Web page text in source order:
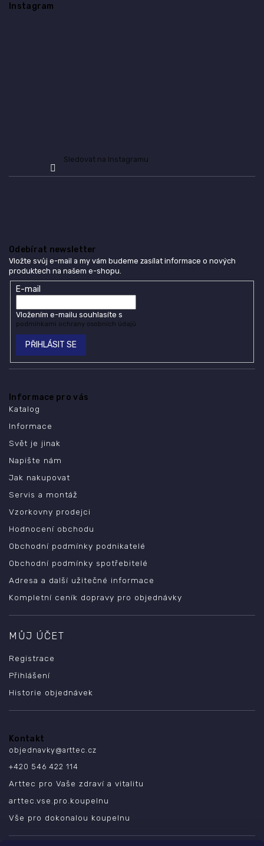
Instagram
Sledovat na Instagramu
Odebírat newsletter
Vložte svůj e-mail a my vám budeme zasílat informace o nových
produktech na našem e-shopu.
E-mail
Vložením e-mailu souhlasíte s
podmínkami ochrany osobních údajů
PŘIHLÁSIT SE
Informace pro vás
Katalog
Informace
Svět je jinak
Napište nám
Jak nakupovat
Servis a montáž
Vzorkovny prodejci
Hodnocení obchodu
Obchodní podmínky podnikatelé
Obchodní podmínky spotřebitelé
Adresa a další užitečné informace
Kompletní ceník dopravy pro objednávky
MŮJ ÚČET
Registrace
Přihlášení
Historie objednávek
Kontakt
objednavky@arttec.cz
+420 546 422 114
Arttec pro Vaše zdraví a vitalitu
arttec.vse.pro.koupelnu
Vše pro dokonalou koupelnu